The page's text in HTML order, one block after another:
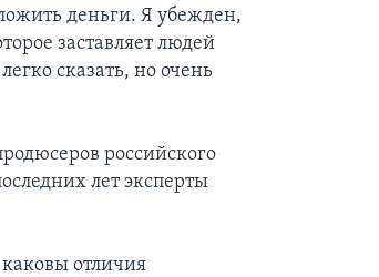
деньги. Я убежден,
заставляет людей
сказать, но очень
российского
лет эксперты
отличия